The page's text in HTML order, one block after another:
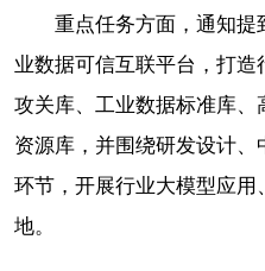
重点任务方面，通知
业数据可信互联平台，打
攻关库、工业数据标准库
资源库，并围绕研发设计
环节，开展行业大模型应
地。